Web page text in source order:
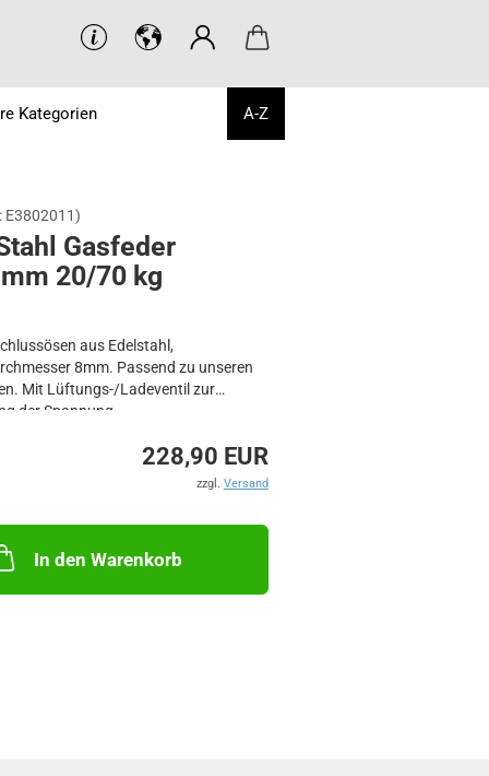
A-Z
Kategorien
E3802011)
Gas­fe­der
20/70 kg
aus Edelstahl,
8mm. Passend zu unseren
Mit Lüftungs-/Ladeventil zur
der Spannung.
Ø: 10 mm
228,90 EUR
zzgl. Versand
In den Warenkorb